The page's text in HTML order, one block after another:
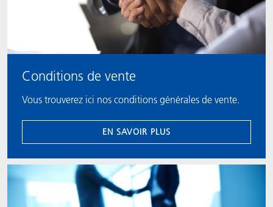
Conditions de vente
Vous trouverez ici nos conditions générales de vente.
EN SAVOIR PLUS